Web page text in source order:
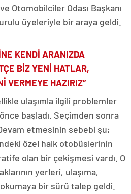
Otomobilciler Odası Başkanı
üyeleriyle bir araya geldi.
KENDİ ARANIZDA
BİZ YENİ HATLAR,
VERMEYE HAZIRIZ”
ulaşımla ilgili problemler
başladı. Seçimden sonra
etmesinin sebebi şu;
özel halk otobüslerinin
olan bir çekişmesi vardı. O
yerleri, ulaşıma,
bir sürü talep geldi.